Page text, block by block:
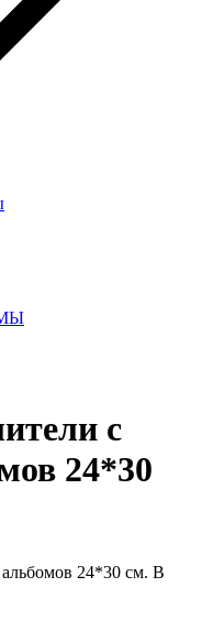
с
24*30
альбомов 24*30 см. В